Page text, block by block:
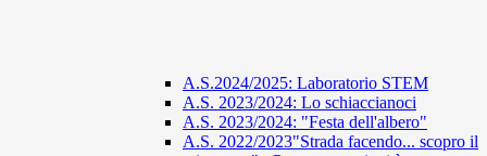
A.S.2024/2025: Laboratorio STEM
A.S. 2023/2024: Lo schiaccianoci
A.S. 2023/2024: "Festa dell'albero"
A.S. 2022/2023"Strada facendo... scopro il